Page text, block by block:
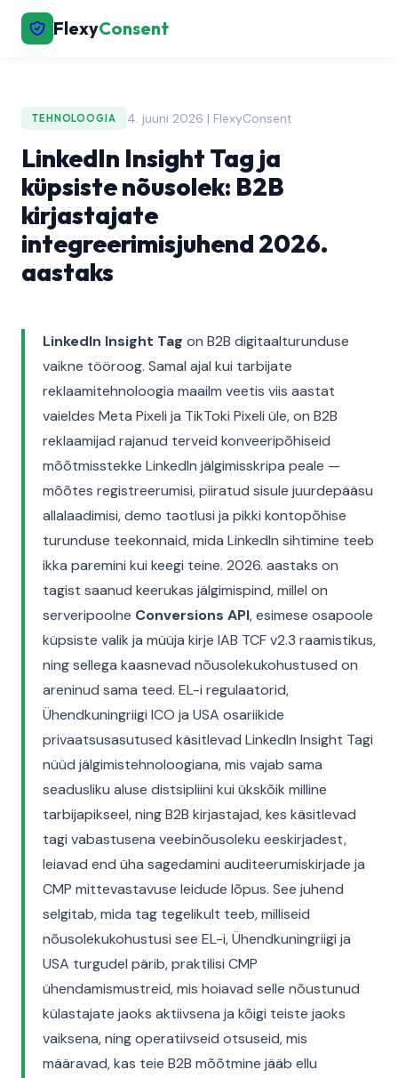
FlexyConsent
TEHNOLOOGIA 4. juuni 2026 | FlexyConsent
LinkedIn Insight Tag ja
küpsiste nõusolek: B2B
kirjastajate
integreerimisjuhend 2026.
aastaks
LinkedIn Insight Tag on B2B digitaalturunduse
vaikne tööroog. Samal ajal kui tarbijate
reklaamitehnoloogia maailm veetis viis aastat
vaieldes Meta Pixeli ja TikToki Pixeli üle, on B2B
reklaamijad rajanud terveid konveeripõhiseid
mõõtmisstekke LinkedIn jälgimisskripa peale —
mõõtes registreerumisi, piiratud sisule juurdepääsu
allalaadimisi, demo taotlusi ja pikki kontopõhise
turunduse teekonnaid, mida LinkedIn sihtimine teeb
ikka paremini kui keegi teine. 2026. aastaks on
tagist saanud keerukas jälgimispind, millel on
serveripoolne Conversions API, esimese osapoole
küpsiste valik ja müüja kirje IAB TCF v2.3 raamistikus,
ning sellega kaasnevad nõusolekukohustused on
areninud sama teed. EL-i regulaatorid,
Ühendkuningriigi ICO ja USA osariikide
privaatsusasutused käsitlevad LinkedIn Insight Tagi
nüüd jälgimistehnoloogiana, mis vajab sama
seadusliku aluse distsipliini kui ükskõik milline
tarbijapikseel, ning B2B kirjastajad, kes käsitlevad
tagi vabastusena veebinõusoleku eeskirjadest,
leiavad end üha sagedamini auditeerumiskirjade ja
CMP mittevastavuse leidude lõpus. See juhend
selgitab, mida tag tegelikult teeb, milliseid
nõusolekukohustusi see EL-i, Ühendkuningriigi ja
USA turgudel pärib, praktilisi CMP
ühendamismustreid, mis hoiavad selle nõustunud
külastajate jaoks aktiivsena ja kõigi teiste jaoks
vaiksena, ning operatiivseid otsuseid, mis
määravad, kas teie B2B mõõtmine jääb ellu